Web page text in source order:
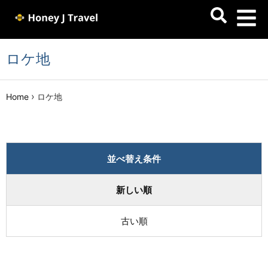
ロケ地
Home › ロケ地
並べ替え条件
新しい順
古い順